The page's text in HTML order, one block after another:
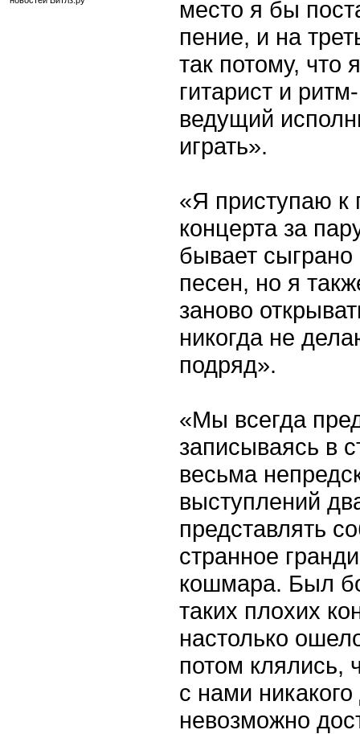
место я бы
пение, и на
так потому, что
гитарист и
ведущий
играть».
«Я приступаю к
концерта за
бывает
песен, но я
заново
никогда не
подряд».
«Мы всегда
записываясь в
весьма
выступлений
представлять
странное
кошмара. Был
таких плохих
настолько
потом клялись,
с нами
невозможно